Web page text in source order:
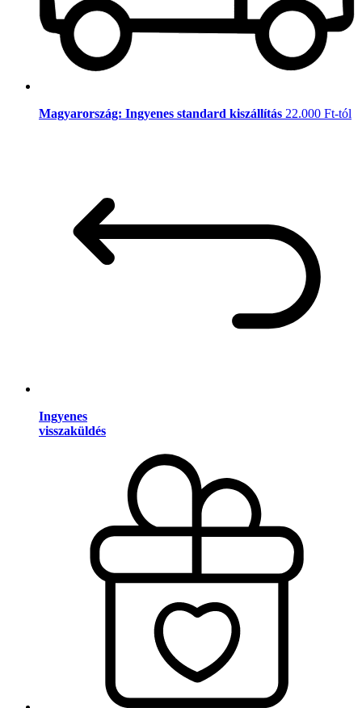
Magyarország: Ingyenes standard kiszállítás 22.000 Ft-tól
Ingyenes
visszaküldés